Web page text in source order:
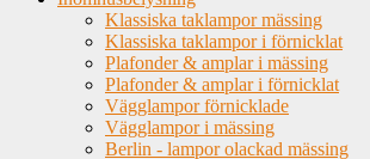
Klassiska taklampor mässing
Klassiska taklampor i förnicklat
Plafonder & amplar i mässing
Plafonder & amplar i förnicklat
Vägglampor förnicklade
Vägglampor i mässing
Berlin - lampor olackad mässing